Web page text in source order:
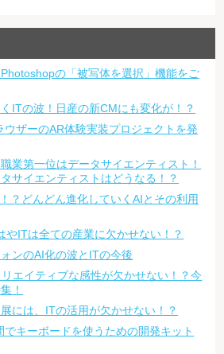
の「被写体を選択」機能をご
ITの波！日産の新CMにも変化が！？
ザーのAR体験実装プロジェクトを発
業第一位はデータサイエンティスト！
サイエンティストはどうなる！？
？どんどん進化していくAIとその利用
やITは全ての産業に欠かせない！？
ンのAI化の波とITの今後
エイティブな感性が欠かせない！？今
！
には、ITの活用が欠かせない！？
でキーボードを使うための開発キット